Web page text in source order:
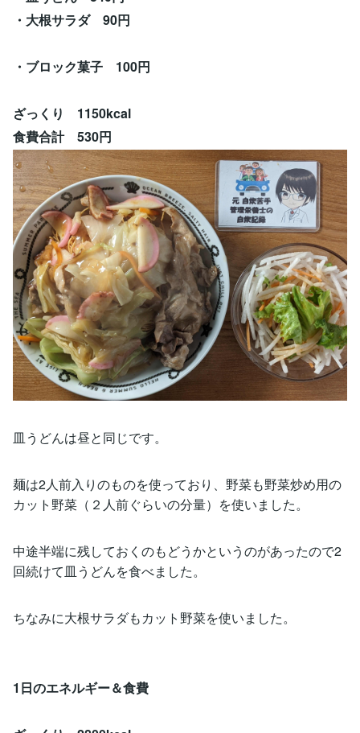
・大根サラダ 90円
・ブロック菓子 100円
ざっくり 1150kcal
食費合計 530円
皿うどんは昼と同じです。
麺は2人前入りのものを使っており、野菜も野菜炒め用の
カット野菜（２人前ぐらいの分量）を使いました。
中途半端に残しておくのもどうかというのがあったので2
回続けて皿うどんを食べました。
ちなみに大根サラダもカット野菜を使いました。
1日のエネルギー＆食費